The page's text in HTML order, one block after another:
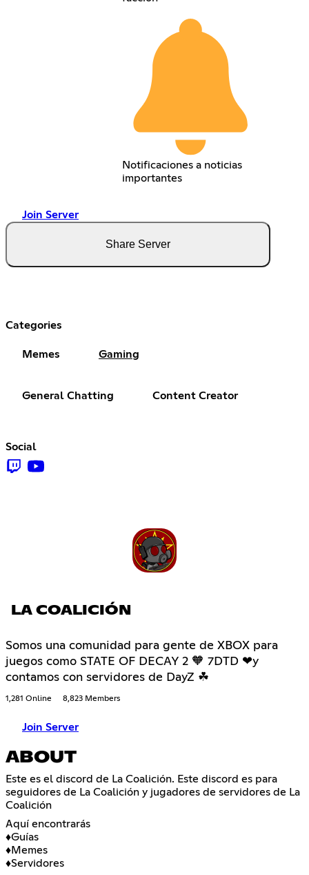
Notificaciones a noticias
importantes
Join Server
Share Server
Categories
Memes Gaming
General Chatting Content Creator
Social
LA COALICIÓN
Somos una comunidad para gente de XBOX para
juegos como STATE OF DECAY 2 🧡 7DTD ❤y
contamos con servidores de DayZ ☘
1,281 Online 8,823 Members
Join Server
ABOUT
Este es el discord de La Coalición. Este discord es para
seguidores de La Coalición y jugadores de servidores de La
Coalición
Aquí encontrarás
♦️Guías
♦️Memes
♦️Servidores